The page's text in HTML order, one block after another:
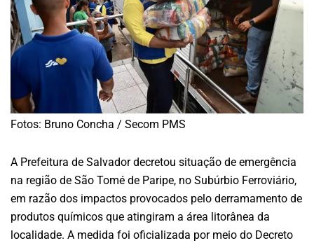
Fotos: Bruno Concha / Secom PMS
A Prefeitura de Salvador decretou situação de emergência
na região de São Tomé de Paripe, no Subúrbio Ferroviário,
em razão dos impactos provocados pelo derramamento de
produtos químicos que atingiram a área litorânea da
localidade. A medida foi oficializada por meio do Decreto